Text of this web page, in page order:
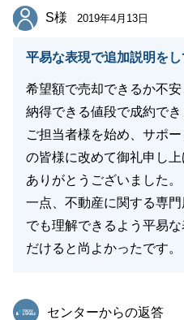
S様
S様 2019年4月13日
平易な表現で追加説明を
希望額で売却できるか不
納得できる値段で成約でき
ご担当者様を始め、サポ
の皆様に改めて御礼申し上
ありがとうございました。
一点、不動産に関する専
でも理解できるよう平易
だけると尚よかったです。
東急リバブル
センターからの返答